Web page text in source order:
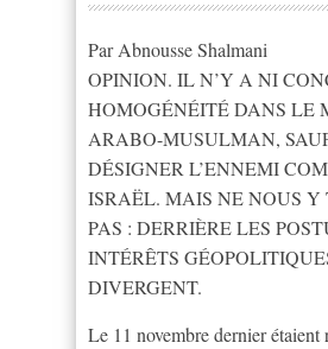
Par Abnousse Shalmani
OPINION. IL N’Y A NI
HOMOGÉNÉITÉ DANS LE
ARABO-MUSULMAN,
DÉSIGNER L’ENNEMI
ISRAËL. MAIS NE NOUS Y
PAS : DERRIÈRE LES
INTÉRÊTS
DIVERGENT.
Le 11 novembre dernier étaient